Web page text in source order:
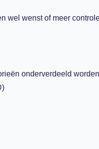
wel wenst of meer
onderverdeeld